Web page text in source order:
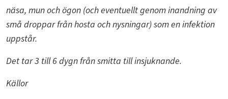
näsa, mun och ögon (och eventuellt genom inandning av
små droppar från hosta och nysningar) som en infektion
uppstår.
Det tar 3 till 6 dygn från smitta till insjuknande.
Källor